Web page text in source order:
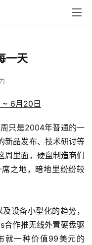
一天
~ 6月20日
只是2004年普通的一
新品发布、技术研讨等
周里面，硬盘制造商们
之地，暗地里纷纷较
设备小型化的趋势，
作推无线外置硬盘驱
就一种价值99美元的